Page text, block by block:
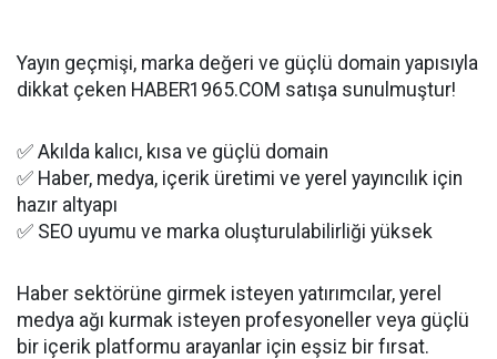
Yayın geçmişi, marka değeri ve güçlü domain yapısıyla
dikkat çeken HABER1965.COM satışa sunulmuştur!
✅ Akılda kalıcı, kısa ve güçlü domain
✅ Haber, medya, içerik üretimi ve yerel yayıncılık için
hazır altyapı
✅ SEO uyumu ve marka oluşturulabilirliği yüksek
Haber sektörüne girmek isteyen yatırımcılar, yerel
medya ağı kurmak isteyen profesyoneller veya güçlü
bir içerik platformu arayanlar için eşsiz bir fırsat.